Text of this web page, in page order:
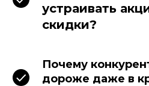
устраивать
скидки?
Почему
дороже даже в